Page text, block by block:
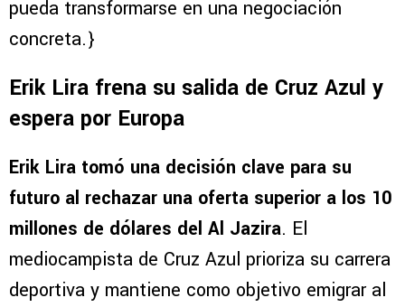
pueda transformarse en una negociación
concreta.}
Erik Lira frena su salida de Cruz Azul y
espera por Europa
Erik Lira tomó una decisión clave para su
futuro al rechazar una oferta superior a los 10
millones de dólares del Al Jazira. El
mediocampista de Cruz Azul prioriza su carrera
deportiva y mantiene como objetivo emigrar al